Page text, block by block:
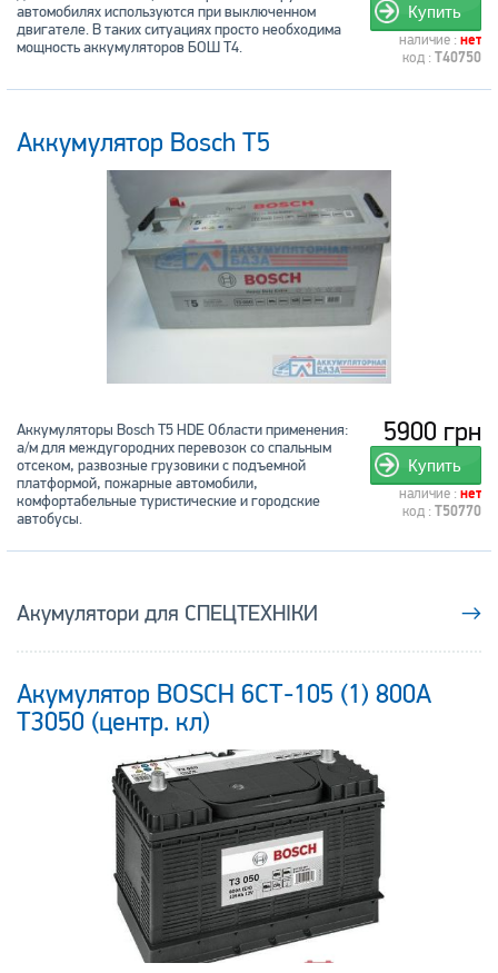
Купить
наличие : нет
код : T40750
автомобилях используются при выключенном
двигателе. В таких ситуациях просто необходима
мощность аккумуляторов БОШ Т4.
Аккумулятор Bosch T5
5900 грн
Купить
наличие : нет
код : T50770
Аккумуляторы Bosch T5 HDE Области применения:
а/м для междугородних перевозок со спальным
отсеком, развозные грузовики с подъемной
платформой, пожарные автомобили,
комфортабельные туристические и городские
автобусы.
→
Акумулятори для СПЕЦТЕХНІКИ
Акумулятор BOSCH 6СТ-105 (1) 800А
T3050 (центр. кл)